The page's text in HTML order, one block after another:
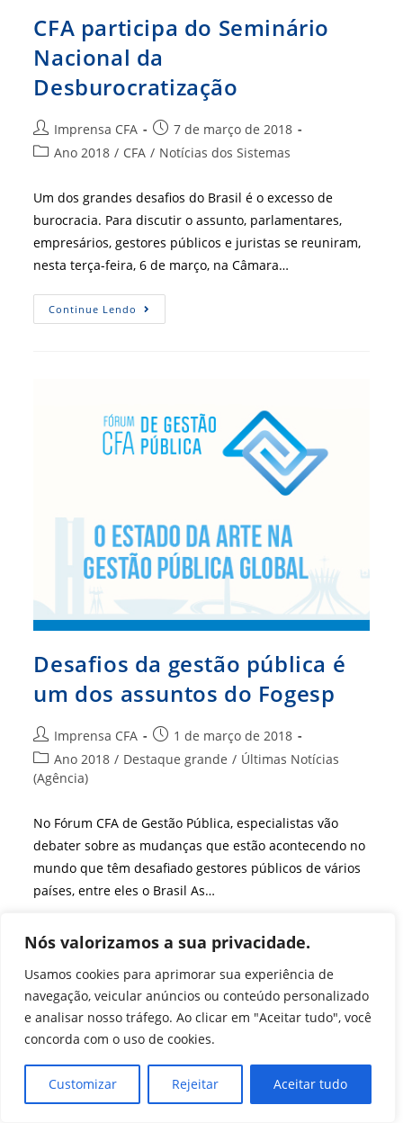
Nós valorizamos a sua privacidade.
Usamos cookies para aprimorar sua experiência de
navegação, veicular anúncios ou conteúdo personalizado
e analisar nosso tráfego. Ao clicar em "Aceitar tudo", você
concorda com o uso de cookies.
Customizar Rejeitar Aceitar tudo
CFA participa do Seminário
Nacional da
Desburocratização
Autor
do
Imprensa CFA
Post
publicado:
7 de março de 2018
Categoria
post:
Ano 2018 / CFA / Notícias dos Sistemas
Um dos grandes desafios do Brasil é o excesso de
burocracia. Para discutir o assunto, parlamentares,
empresários, gestores públicos e juristas se reuniram,
nesta terça-feira, 6 de março, na Câmara…
Continue Lendo CFA
Participa
Desafios da gestão pública é
um dos assuntos do Fogesp
Autor
do
post:
Imprensa CFA
Post
publicado:
1 de março de 2018
Categoria
do
Ano 2018 / Destaque grande / Últimas Notícias
(Agência)
No Fórum CFA de Gestão Pública, especialistas vão
debater sobre as mudanças que estão acontecendo no
mundo que têm desafiado gestores públicos de vários
países, entre eles o Brasil As…
Continue Lendo
Da
Pública
É
Um
Dos
Assuntos
Do
Fogesp